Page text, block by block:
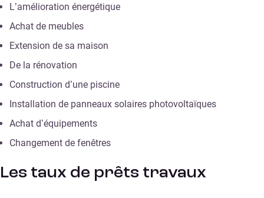
L’amélioration énergétique
Achat de meubles
Extension de sa maison
De la rénovation
Construction d’une piscine
Installation de panneaux solaires photovoltaïques
Achat d’équipements
Changement de fenêtres
Les taux de prêts travaux